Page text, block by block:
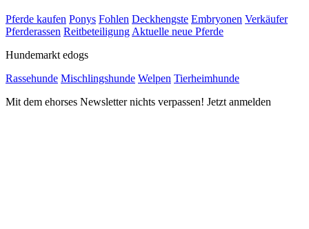
Pferde kaufen Ponys Fohlen Deckhengste Embryonen Verkäufer
Pferderassen Reitbeteiligung Aktuelle neue Pferde
Hundemarkt edogs
Rassehunde Mischlingshunde Welpen Tierheimhunde
Mit dem ehorses Newsletter nichts verpassen! Jetzt anmelden